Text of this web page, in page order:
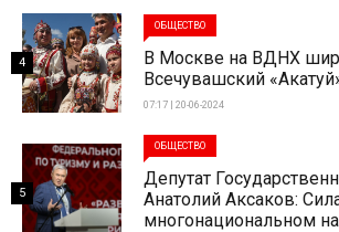
ОБЩЕСТВО
В Москве на ВДНХ
Всечувашский
07:17 | 20-06-2024
4
ОБЩЕСТВО
Депутат
Анатолий Аксаков:
многонациональном
5